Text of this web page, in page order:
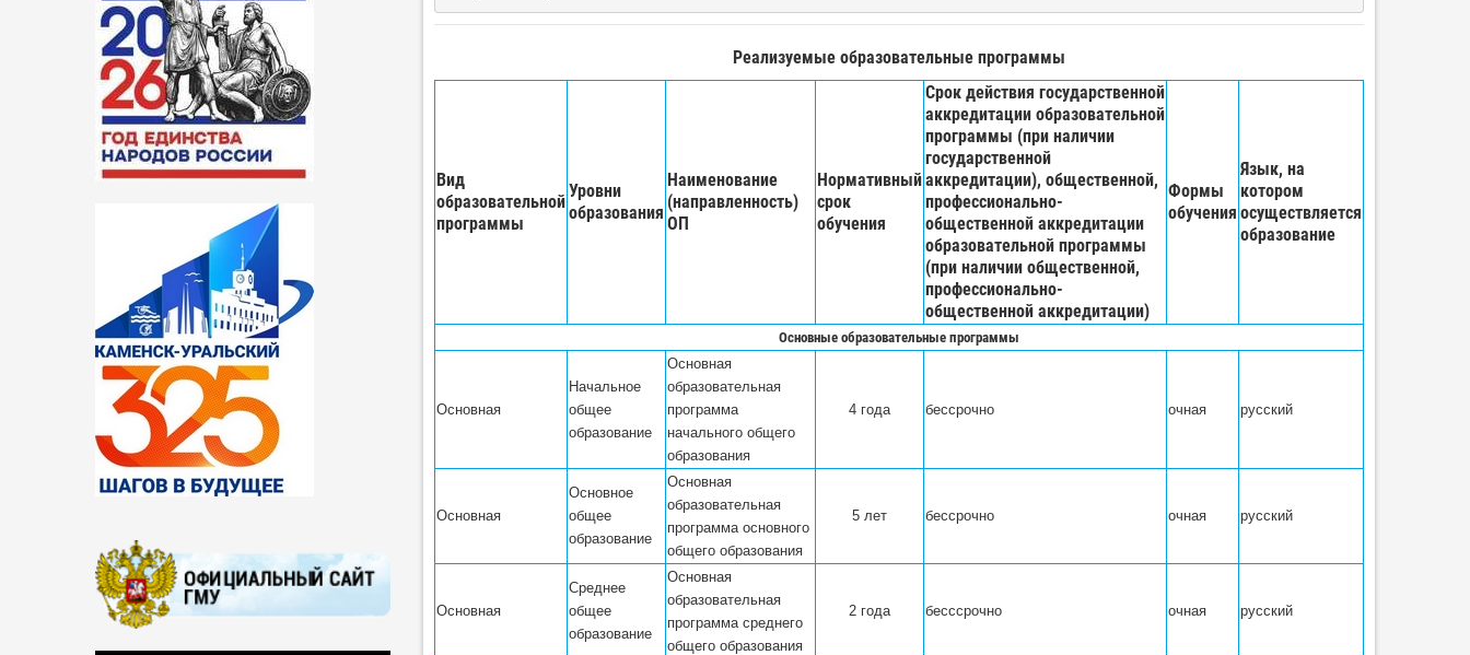
Реализуемые образовательные программы
Вид
образовательной
программы
Уровни
образования
Наименование
(направленность)
ОП
Нормативный
срок
обучения
Срок действия государственной
аккредитации образовательной
программы (при наличии
государственной
аккредитации), общественной,
профессионально-
общественной аккредитации
образовательной программы
(при наличии общественной,
профессионально-
общественной аккредитации)
Формы
обучения
Язык, на
котором
осуществляется
образование
Основные образовательные программы
Основная
Начальное
общее
образование
Основная
образовательная
программа
начального общего
образования
4 года бессрочно очная русский
Основная
Основное
общее
образование
Основная
образовательная
программа основного
общего образования
5 лет бессрочно очная русский
Основная
Среднее
общее
образование
Основная
образовательная
программа среднего
общего образования
2 года бесссрочно очная русский